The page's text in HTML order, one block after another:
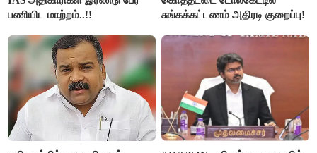
பணியிட மாற்றம்..!!
சுங்கக்கட்டணம் அதிரடி குறைப்பு!